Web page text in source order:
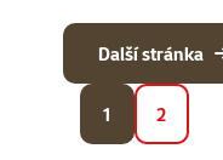
1 2
Další stránka